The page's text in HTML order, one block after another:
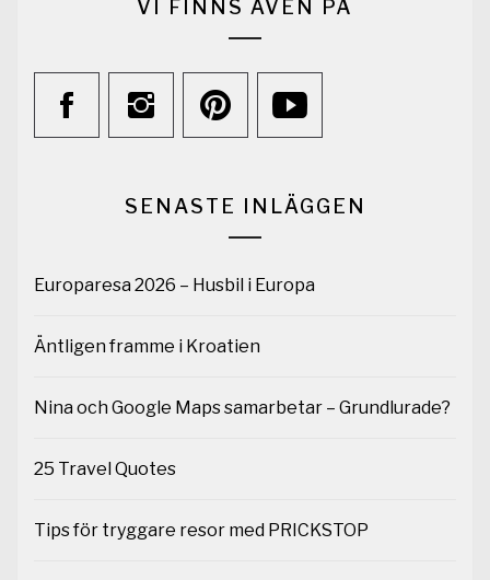
VI FINNS ÄVEN PÅ
SENASTE INLÄGGEN
Europaresa 2026 – Husbil i Europa
Äntligen framme i Kroatien
Nina och Google Maps samarbetar – Grundlurade?
25 Travel Quotes
Tips för tryggare resor med PRICKSTOP